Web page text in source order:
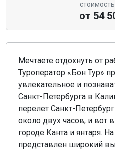
от 54
Мечтаете отдохнуть от
Туроператор «Бон Тур»
увлекательное и
Санкт-Петербурга в
перелет Санкт-
около двух часов, и вот
городе Канта и янтаря.
представлен широкий